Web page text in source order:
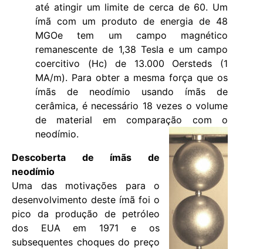
até atingir um limite de cerca de 60. Um
ímã com um produto de energia de 48
MGOe tem um campo magnético
remanescente de 1,38 Tesla e um campo
coercitivo (Hc) de 13.000 Oersteds (1
MA/m). Para obter a mesma força que os
ímãs de neodímio usando ímãs de
cerâmica, é necessário 18 vezes o volume
de material em comparação com o
neodímio.
Descoberta de ímãs de
neodímio
Uma das motivações para o
desenvolvimento deste ímã foi o
pico da produção de petróleo
dos EUA em 1971 e os
subsequentes choques do preço